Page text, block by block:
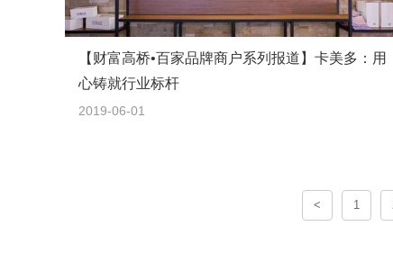
【财富高桥•百家品牌商户系列报道】卡美多：用
心铸就行业标杆
2019-06-01
< 1